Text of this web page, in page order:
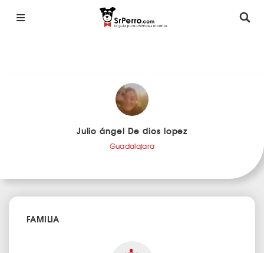
Julio ángel De dios lopez
Guadalajara
FAMILIA